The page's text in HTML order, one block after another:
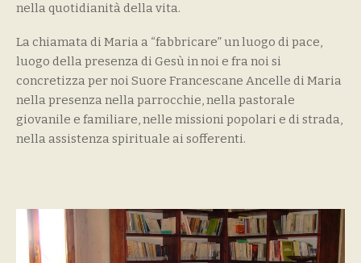
nella quotidianità della vita.
La chiamata di Maria a “fabbricare” un luogo di pace,
luogo della presenza di Gesù in noi e fra noi si
concretizza per noi Suore Francescane Ancelle di Maria
nella presenza nella parrocchie, nella pastorale
giovanile e familiare, nelle missioni popolari e di strada,
nella assistenza spirituale ai sofferenti.